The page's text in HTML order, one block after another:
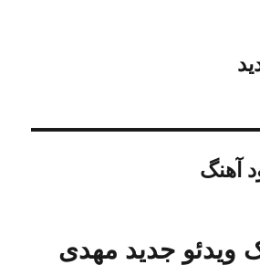
آهنگ
ویدئو جدید مهدی